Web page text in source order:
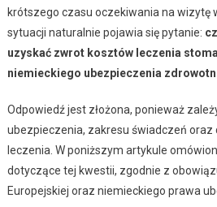
krótszego czasu oczekiwania na wizytę
sytuacji naturalnie pojawia się pytanie:
uzyskać zwrot kosztów leczenia
niemieckiego ubezpieczenia
Odpowiedź jest złożona, ponieważ
ubezpieczenia, zakresu świadczeń oraz
leczenia. W poniższym artykule
dotyczące tej kwestii, zgodnie z
Europejskiej oraz niemieckiego prawa